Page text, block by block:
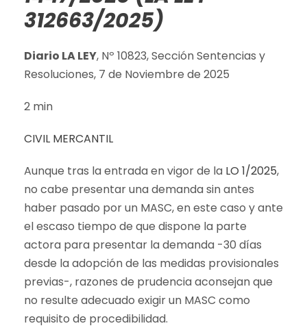
312663/2025)
Diario LA LEY, Nº 10823, Sección Sentencias y
Resoluciones, 7 de Noviembre de 2025
2 min
CIVIL MERCANTIL
Aunque tras la entrada en vigor de la LO 1/2025,
no cabe presentar una demanda sin antes
haber pasado por un MASC, en este caso y ante
el escaso tiempo de que dispone la parte
actora para presentar la demanda -30 días
desde la adopción de las medidas provisionales
previas-, razones de prudencia aconsejan que
no resulte adecuado exigir un MASC como
requisito de procedibilidad.